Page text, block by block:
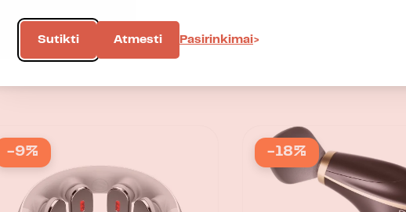
Sutikti Atmesti Pasirinkimai
-9% -18%